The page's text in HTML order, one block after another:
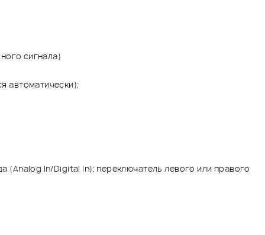
сигнала)
автоматически);
(Analog In/Digital In); переключатель левого или правого